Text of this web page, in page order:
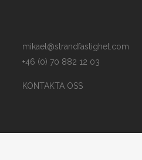
mikael@strandfastighet.com
+46 (0) 70 882 12 03
KONTAKTA OSS